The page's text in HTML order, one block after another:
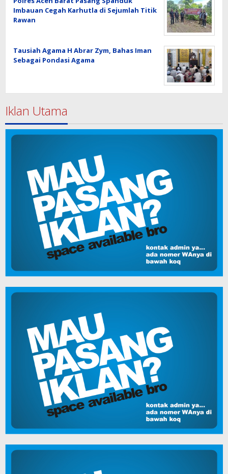
Imbauan Cegah Karhutla di Sejumlah Titik
Rawan
Tausiah Agama H Abrar Zym, Bahas Iman
Sebagai Pondasi Agama
Iklan Utama